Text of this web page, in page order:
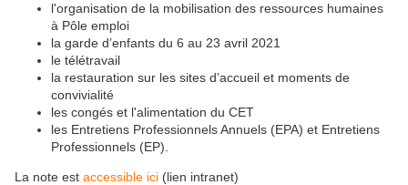
l'organisation de la mobilisation des ressources humaines
à Pôle emploi
la garde d’enfants du 6 au 23 avril 2021
le télétravail
la restauration sur les sites d’accueil et moments de
convivialité
les congés et l'alimentation du CET
les Entretiens Professionnels Annuels (EPA) et Entretiens
Professionnels (EP).
La note est accessible ici (lien intranet)